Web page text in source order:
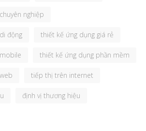
nghiệp
động thiết kế ứng dụng giá rẻ
thiết kế ứng dụng phần mềm
tiếp thị trên internet
định vị thương hiệu